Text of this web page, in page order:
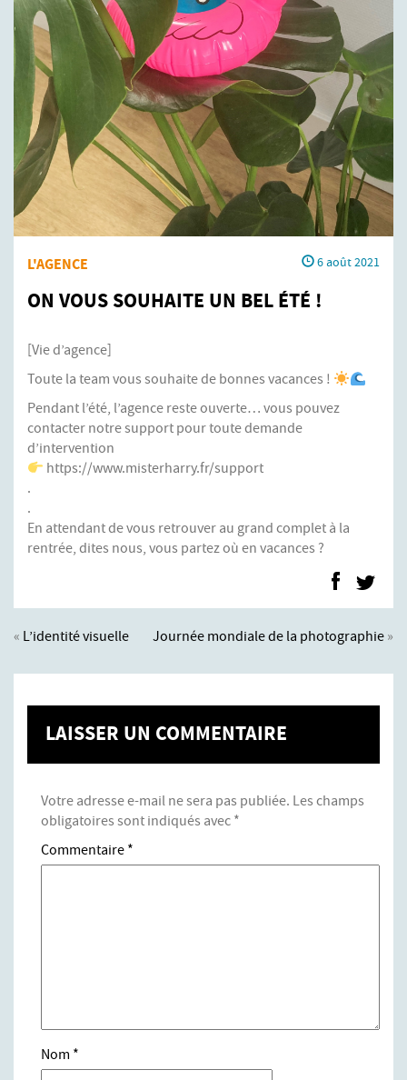
L'AGENCE 6 août 2021
ON VOUS SOUHAITE UN BEL ÉTÉ !
[Vie d’agence]
Toute la team vous souhaite de bonnes vacances !
Pendant l’été, l’agence reste ouverte… vous pouvez
contacter notre support pour toute demande
d’intervention
https://www.misterharry.fr/support
.
.
En attendant de vous retrouver au grand complet à la
rentrée, dites nous, vous partez où en vacances ?
« L’identité visuelle Journée mondiale de la photographie »
LAISSER UN COMMENTAIRE
Votre adresse e-mail ne sera pas publiée. Les champs
obligatoires sont indiqués avec *
Commentaire *
Nom *